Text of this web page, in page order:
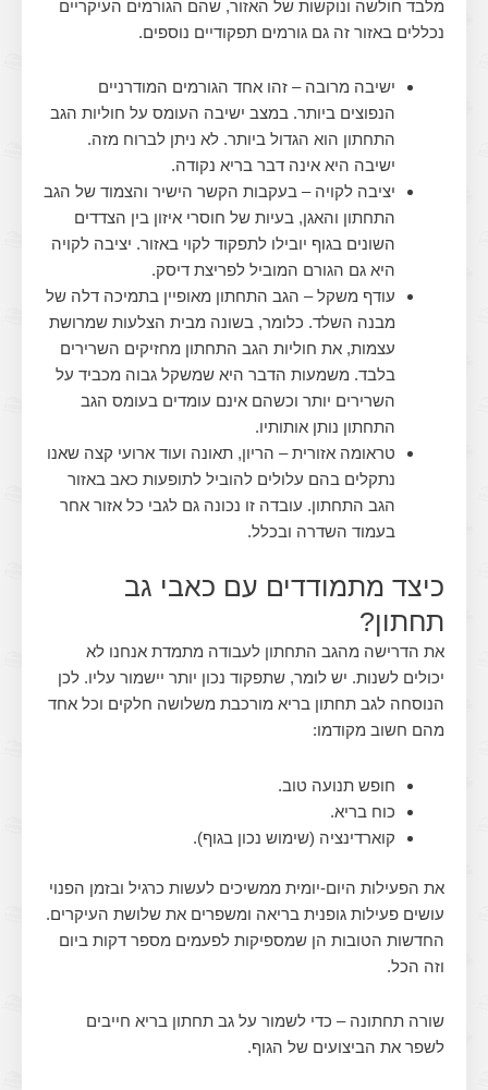
מלבד חולשה ונוקשות של האזור, שהם הגורמים העיקריים
נכללים באזור זה גם גורמים תפקודיים נוספים.
ישיבה מרובה – זהו אחד הגורמים המודרניים
הנפוצים ביותר. במצב ישיבה העומס על חוליות הגב
התחתון הוא הגדול ביותר. לא ניתן לברוח מזה.
ישיבה היא אינה דבר בריא נקודה.
יציבה לקויה – בעקבות הקשר הישיר והצמוד של הגב
התחתון והאגן, בעיות של חוסרי איזון בין הצדדים
השונים בגוף יובילו לתפקוד לקוי באזור. יציבה לקויה
היא גם הגורם המוביל לפריצת דיסק.
עודף משקל – הגב התחתון מאופיין בתמיכה דלה של
מבנה השלד. כלומר, בשונה מבית הצלעות שמרושת
עצמות, את חוליות הגב התחתון מחזיקים השרירים
בלבד. משמעות הדבר היא שמשקל גבוה מכביד על
השרירים יותר וכשהם אינם עומדים בעומס הגב
התחתון נותן אותותיו.
טראומה אזורית – הריון, תאונה ועוד ארועי קצה שאנו
נתקלים בהם עלולים להוביל לתופעות כאב באזור
הגב התחתון. עובדה זו נכונה גם לגבי כל אזור אחר
בעמוד השדרה ובכלל.
כיצד מתמודדים עם כאבי גב
תחתון?
את הדרישה מהגב התחתון לעבודה מתמדת אנחנו לא
יכולים לשנות. יש לומר, שתפקוד נכון יותר יישמור עליו. לכן
הנוסחה לגב תחתון בריא מורכבת משלושה חלקים וכל אחד
מהם חשוב מקודמו:
חופש תנועה טוב.
כוח בריא.
קוארדינציה (שימוש נכון בגוף).
את הפעילות היום-יומית ממשיכים לעשות כרגיל ובזמן הפנוי
עושים פעילות גופנית בריאה ומשפרים את שלושת העיקרים.
החדשות הטובות הן שמספיקות לפעמים מספר דקות ביום
וזה הכל.
שורה תחתונה – כדי לשמור על גב תחתון בריא חייבים
לשפר את הביצועים של הגוף.